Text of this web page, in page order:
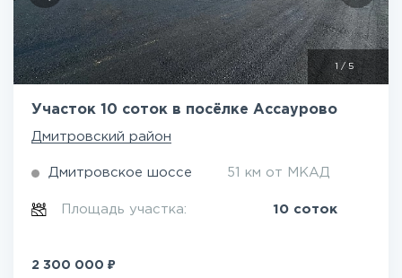
1 /5
Участок 10 соток в посёлке Ассаурово
Дмитровский район
Дмитровское шоссе 51 км от МКАД
Площадь участка: 10 соток
2 300 000 ₽